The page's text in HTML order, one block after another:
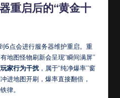
重启后的“黄金十
6点会进行服务器维护重启。重
地图怪物刷新会呈现“瞬间满屏”
家行为干扰，属于“纯净爆率”窗
进地图开刷，爆率直接翻倍，
律。